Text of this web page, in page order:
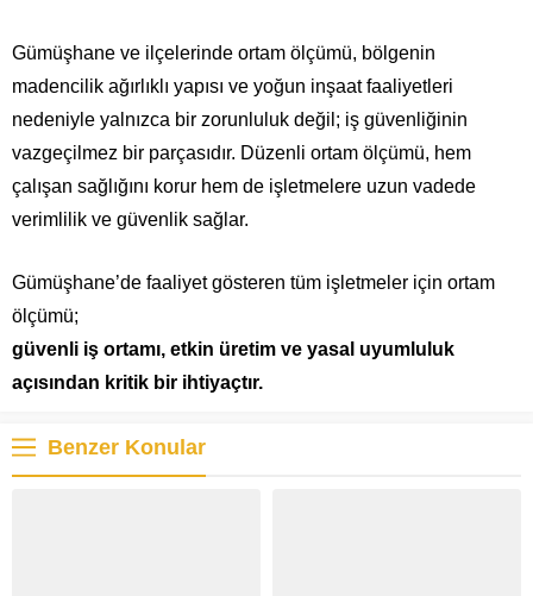
Gümüşhane ve ilçelerinde ortam ölçümü, bölgenin
madencilik ağırlıklı yapısı ve yoğun inşaat faaliyetleri
nedeniyle yalnızca bir zorunluluk değil; iş güvenliğinin
vazgeçilmez bir parçasıdır. Düzenli ortam ölçümü, hem
çalışan sağlığını korur hem de işletmelere uzun vadede
verimlilik ve güvenlik sağlar.
Gümüşhane’de faaliyet gösteren tüm işletmeler için ortam
ölçümü;
güvenli iş ortamı, etkin üretim ve yasal uyumluluk
açısından kritik bir ihtiyaçtır.
Benzer Konular